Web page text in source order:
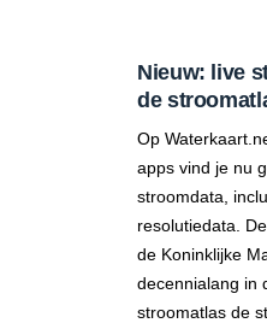
Nieuw: live
de
Op
apps vind je nu
stroomdata,
resolutiedata.
de Koninklijke
decennialang in
stroomatlas de